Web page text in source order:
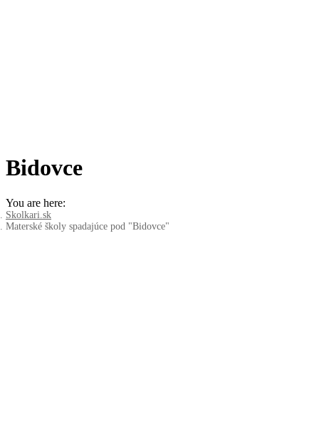
Bidovce
You are here:
Skolkari.sk
Materské školy spadajúce pod "Bidovce"